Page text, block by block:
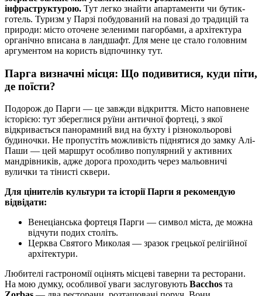
інфраструктурою. Тут легко знайти апартаменти чи бутик-
готель. Туризм у Парзі побудований на повазі до традицій та
природи: місто оточене зеленими пагорбами, а архітектура
органічно вписана в ландшафт. Для мене це стало головним
аргументом на користь відпочинку тут.
Парга визначні місця: Що подивитися, куди піти,
де поїсти?
Подорож до Парги — це завжди відкриття. Місто наповнене
історією: тут збереглися руїни античної фортеці, з якої
відкривається панорамний вид на бухту і різнокольорові
будиночки. Не пропустіть можливість піднятися до замку Алі-
Паши — цей маршрут особливо популярний у активних
мандрівників, адже дорога проходить через мальовничі
вулички та тінисті сквери.
Для цінителів культури та історії Парги я рекомендую
відвідати:
Венеціанська фортеця Парги — символ міста, де можна
відчути подих століть.
Церква Святого Миколая — зразок грецької релігійної
архітектури.
Любителі гастрономії оцінять місцеві таверни та ресторани.
На мою думку, особливої уваги заслуговують Bacchos та